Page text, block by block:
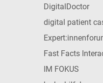
DigitalDoctor
digital patient
Fast Facts
IM FOKUS